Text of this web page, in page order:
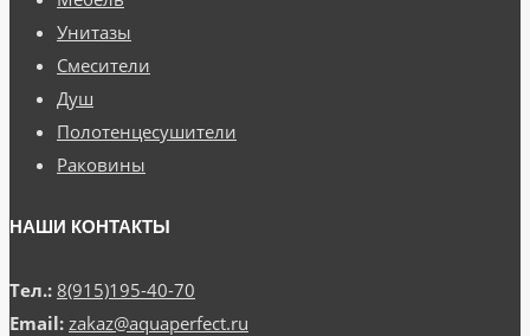
Унитазы
Смесители
Душ
Полотенцесушители
Раковины
НАШИ КОНТАКТЫ
Тел.: 8(915)195-40-70
Email: zakaz@aquaperfect.ru